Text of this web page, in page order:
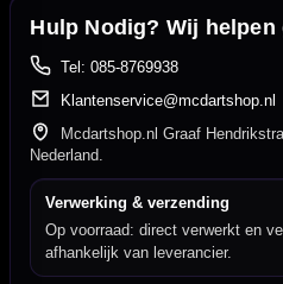
Hulp Nodig? Wij helpen
Tel: 085-8769938
Klantenservice@mcdartshop.nl
Mcdartshop.nl Graaf
Nederland.
Verwerking & verzending
Op voorraad: direct verwerkt en
afhankelijk van leverancier.